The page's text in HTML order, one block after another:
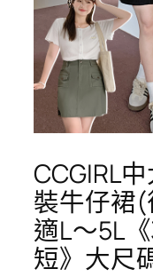
CCGIRL
裝牛仔裙
適L～5L
短》大尺